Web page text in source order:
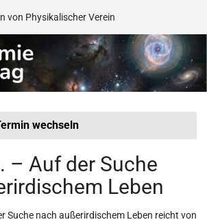
von Physikalischer Verein
wechseln
– Auf der Suche
Leben
Suche nach außerirdischem Leben reicht von